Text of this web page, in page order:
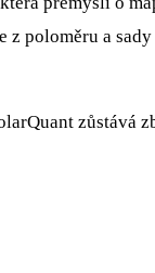
poloměru a